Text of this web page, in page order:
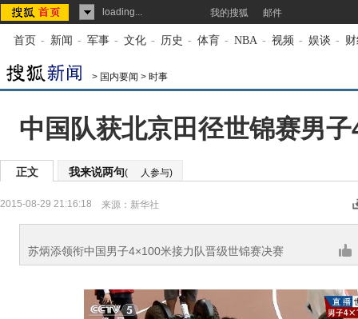
loading... 我的搜狐 邮件
首页 - 新闻 - 军事 - 文化 - 历史 - 体育 - NBA - 视频 - 娱谈 -
> 国内要闻 > 时事
中国队获北京田径世锦赛男
正文 我来说两句( 人参与)
2015-08-29 21:16:18 来源： 新华社
苏炳添领衔中国男子4×100米接力队晋级世锦赛决赛